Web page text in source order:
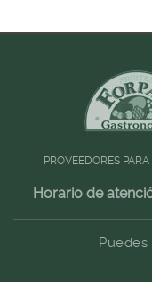
PROVEEDORES
Horario de
Puedes